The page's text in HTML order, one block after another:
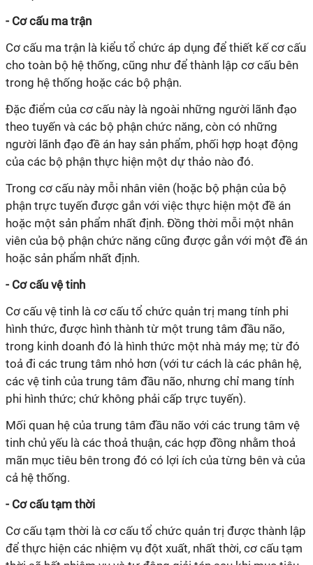
- Cơ cấu ma trận
Cơ cấu ma trận là kiểu tổ chức áp dụng để thiết kế cơ cấu
cho toàn bộ hệ thống, cũng như để thành lập cơ cấu bên
trong hệ thống hoặc các bộ phận.
Đặc điểm của cơ cấu này là ngoài những người lãnh đạo
theo tuyến và các bộ phận chức năng, còn có những
người lãnh đạo đề án hay sản phẩm, phối hợp hoạt động
của các bộ phận thực hiện một dự thảo nào đó.
Trong cơ cấu này mỗi nhân viên (hoặc bộ phận của bộ
phận trực tuyến được gắn với việc thực hiện một đề án
hoặc một sản phẩm nhất định. Đồng thời mỗi một nhân
viên của bộ phận chức năng cũng được gắn với một đề án
hoặc sản phẩm nhất định.
- Cơ cấu vệ tinh
Cơ cấu vệ tinh là cơ cấu tổ chức quản trị mang tính phi
hình thức, được hình thành từ một trung tâm đầu não,
trong kinh doanh đó là hình thức một nhà máy mẹ; từ đó
toả đi các trung tâm nhỏ hơn (với tư cách là các phân hệ,
các vệ tinh của trung tâm đầu não, nhưng chỉ mang tính
phi hình thức; chứ không phải cấp trực tuyến).
Mối quan hệ của trung tâm đầu não với các trung tâm vệ
tinh chủ yếu là các thoả thuận, các hợp đồng nhằm thoả
mãn mục tiêu bên trong đó có lợi ích của từng bên và của
cả hệ thống.
- Cơ cấu tạm thời
Cơ cấu tạm thời là cơ cấu tổ chức quản trị được thành lập
để thực hiện các nhiệm vụ đột xuất, nhất thời, cơ cấu tạm